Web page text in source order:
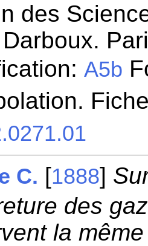
des
A5b
C. [1888]
des
la